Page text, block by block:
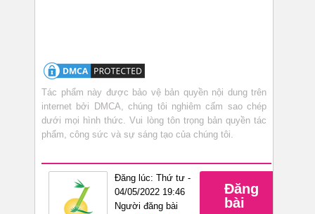
Tác phẩm này được bảo vệ bản quyền nội dung trên
internet bởi DMCA, chúng tôi nghiêm cấm sao chép
dưới mọi hình thức. Vui lòng tôn trọng bản quyền tác
phẩm, công sức và sự sáng tạo của chúng tôi.
Đăng lúc: Thứ tư -
04/05/2022 19:46
Người đăng bài
Đăng
bài